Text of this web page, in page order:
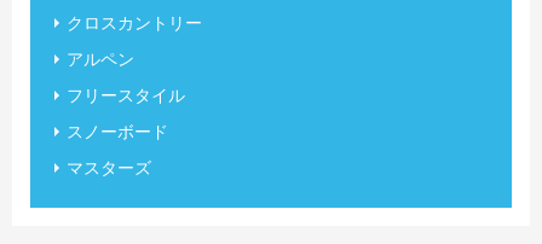
クロスカントリー
アルペン
フリースタイル
スノーボード
マスターズ